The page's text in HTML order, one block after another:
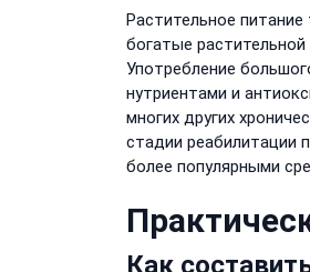
Растительное
богатые
Употребление
нутриентами и
многих других
стадии реабилитации
более популярными
Как